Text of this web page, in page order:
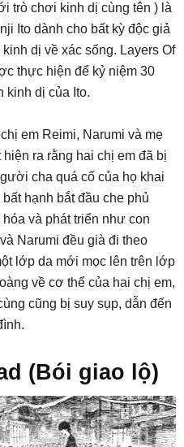
trò chơi kinh dị cùng tên ) là
Ito dành cho bất kỳ độc giả
dị về xác sống. Layers Of
thực hiện để kỷ niệm 30
kinh dị của Ito.
em Reimi, Narumi và mẹ
ra rằng hai chị em đã bị
cha quá cố của họ khai
hạnh bắt đầu che phủ
và phát triển như con
Narumi đều già đi theo
lớp da mới mọc lên trên lớp
về cơ thể của hai chị em,
cũng bị suy sụp, dẫn đến
(Bói giao lộ)